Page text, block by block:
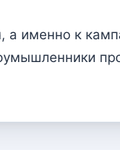
а именно к